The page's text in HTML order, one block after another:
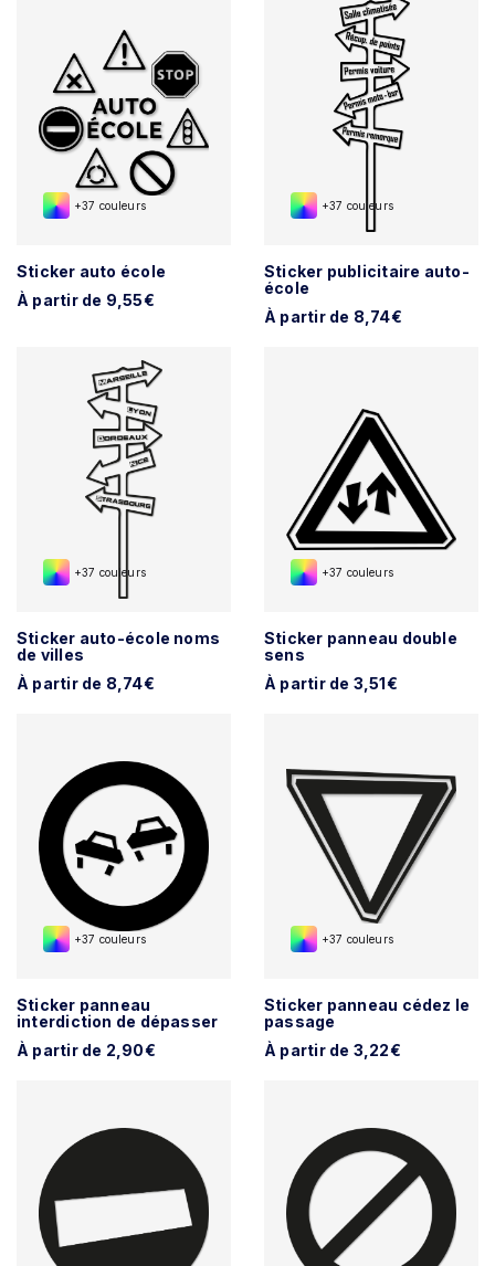
+37 couleurs
Sticker auto école
À partir de 9,55€
+37 couleurs
Sticker publicitaire auto-
école
À partir de 8,74€
+37 couleurs
Sticker auto-école noms
de villes
À partir de 8,74€
+37 couleurs
Sticker panneau double
sens
À partir de 3,51€
+37 couleurs
Sticker panneau
interdiction de dépasser
À partir de 2,90€
+37 couleurs
Sticker panneau cédez le
passage
À partir de 3,22€